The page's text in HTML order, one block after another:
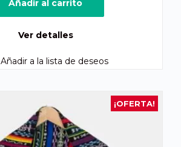
era:
es:
Añadir al carrito
Ver detalles
Añadir a la lista de deseos
¡OFERTA!